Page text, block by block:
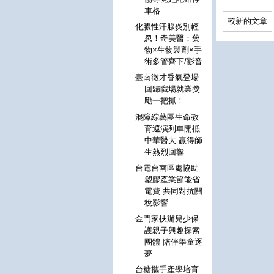
較新的文章
車格
化膿性汗腺炎別輕
忽！奇美醫：藥
物×生物製劑×手
術多管齊下/影音
臺南徵才香氣登場
回歸職場就業獎
勵一把抓！
混障綜藝團生命教
育巡演列車開抵
中華醫大 贏得師
生熱烈回響
台電台南區處協助
塑膠產業節能省
電費 共同對抗關
稅影響
金門家扶辦兒少保
護親子興趣探索
團體 陪伴學童逐
夢
台糖攜手產學培育